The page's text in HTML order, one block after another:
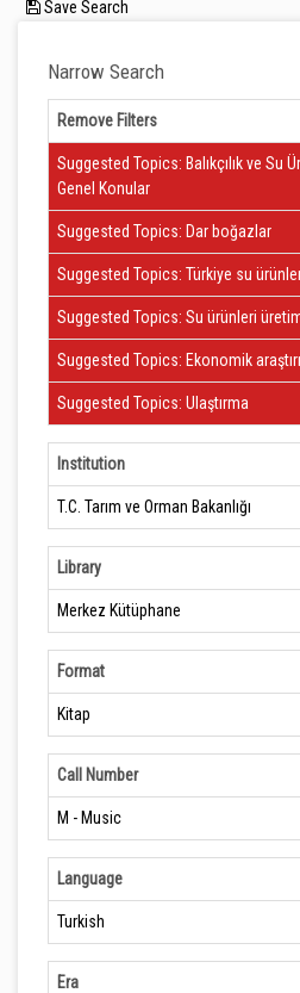
Save Search
Narrow Search
Remove Filters
Clear Filter
Suggested Topics: Balıkçılık ve Su
Genel Konular
Clear Filter
Suggested Topics: Dar boğazlar
Clear Filter
Suggested Topics: Türkiye su
Clear Filter
Suggested Topics: Su ürünleri
Clear Filter
Suggested Topics: Ekonomik
Clear Filter
Suggested Topics: Ulaştırma
Institution
T.C. Tarım ve Orman Bakanlığı
Library
Merkez Kütüphane
Format
Kitap
Call Number
M - Music
Language
Turkish
Era